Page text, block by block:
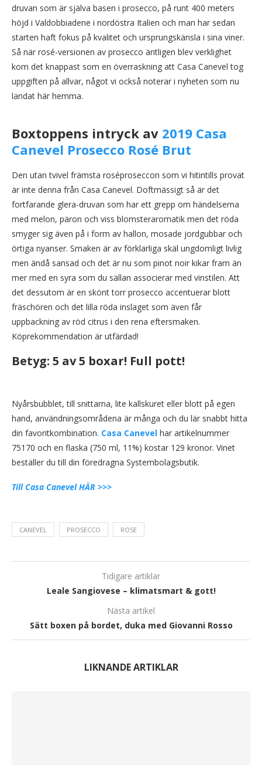
druvan som är själva basen i prosecco, på runt 400 meters
höjd i Valdobbiadene i nordöstra Italien och man har sedan
starten haft fokus på kvalitet och ursprungskänsla i sina viner.
Så när rosé-versionen av prosecco äntligen blev verklighet
kom det knappast som en överraskning att Casa Canevel tog
uppgiften på allvar, något vi också noterar i nyheten som nu
landat här hemma.
Boxtoppens intryck av 2019 Casa
Canevel Prosecco Rosé Brut
Den utan tvivel främsta roséproseccon som vi hitintills provat
är inte denna från Casa Canevel. Doftmässigt så är det
fortfarande glera-druvan som har ett grepp om händelserna
med melon, päron och viss blomsteraromatik men det röda
smyger sig även på i form av hallon, mosade jordgubbar och
örtiga nyanser. Smaken är av förklarliga skäl ungdomligt livlig
men ändå sansad och det är nu som pinot noir kikar fram än
mer med en syra som du sällan associerar med vinstilen. Att
det dessutom är en skönt torr prosecco accentuerar blott
fräschören och det lilla röda inslaget som även får
uppbackning av röd citrus i den rena eftersmaken.
Köprekommendation är utfärdad!
Betyg: 5 av 5 boxar! Full pott!
Nyårsbubblet, till snittarna, lite kallskuret eller blott på egen
hand, användningsområdena är många och du lär snabbt hitta
din favoritkombination. Casa Canevel har artikelnummer
75170 och en flaska (750 ml, 11%) kostar 129 kronor. Vinet
beställer du till din föredragna Systembolagsbutik.
Till Casa Canevel HÄR >>>
CANEVEL PROSECCO ROSE
Tidigare artiklar
Leale Sangiovese – klimatsmart & gott!
Nästa artikel
Sätt boxen på bordet, duka med Giovanni Rosso
LIKNANDE ARTIKLAR